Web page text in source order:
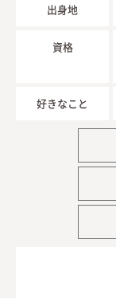
出身地
資格
好きなこと